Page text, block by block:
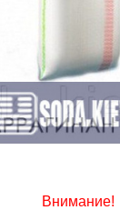
Внимание!